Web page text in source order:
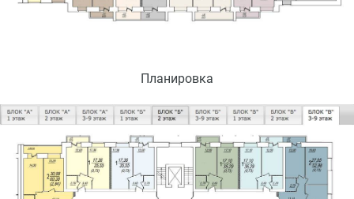
Планировка